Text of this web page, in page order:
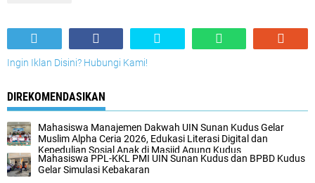
Ingin Iklan Disini? Hubungi Kami!
DIREKOMENDASIKAN
Mahasiswa Manajemen Dakwah UIN Sunan Kudus Gelar
Muslim Alpha Ceria 2026, Edukasi Literasi Digital dan
Kepedulian Sosial Anak di Masjid Agung Kudus
Mahasiswa PPL-KKL PMI UIN Sunan Kudus dan BPBD Kudus
Gelar Simulasi Kebakaran